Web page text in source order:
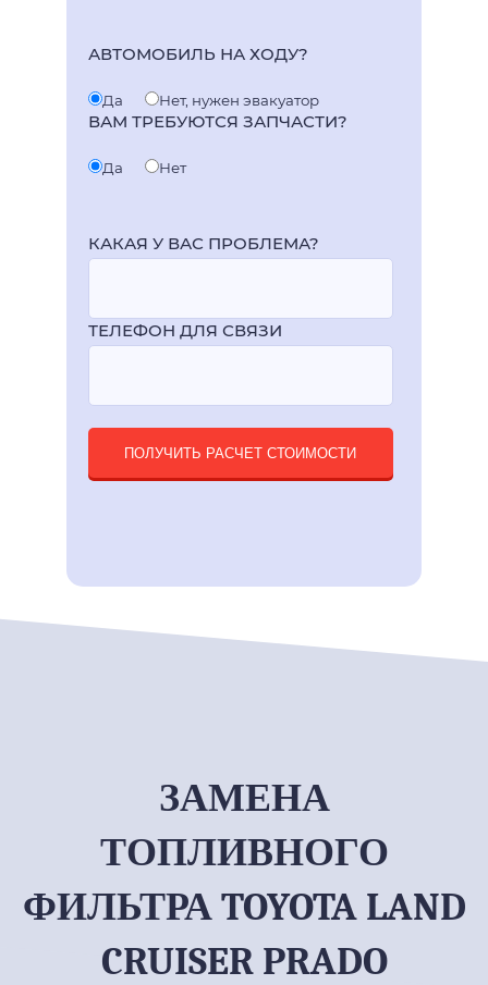
АВТОМОБИЛЬ НА ХОДУ?
Да Нет, нужен эвакуатор
ВАМ ТРЕБУЮТСЯ ЗАПЧАСТИ?
Да Нет
КАКАЯ У ВАС ПРОБЛЕМА?
ТЕЛЕФОН ДЛЯ СВЯЗИ
ПОЛУЧИТЬ РАСЧЕТ СТОИМОСТИ
ЗАМЕНА
ТОПЛИВНОГО
ФИЛЬТРА TOYOTA LAND
CRUISER PRADO